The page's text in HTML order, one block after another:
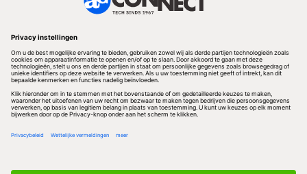
Privacyinstellingen
Whitepapers
Volg ons